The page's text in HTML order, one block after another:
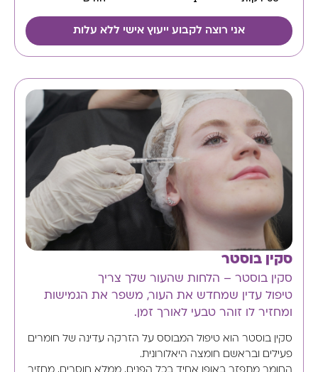
אני רוצה לקבוע ייעוץ אישי ללא עלות
סקין בוסטר
סקין בוסטר – הלחות שהעור שלך צריך
טיפול עדין שמחדש את העור, משפר את הגמישות
ומחזיר לו זוהר טבעי לאורך זמן.
סקין בוסטר הוא טיפול המבוסס על הזרקה עדינה של חומרים
פעילים ובראשם חומצה היאלורונית.